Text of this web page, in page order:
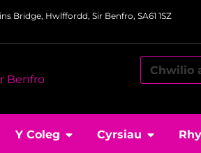
Bridge, Hwlffordd, Sir Benfro, SA61 1SZ
Y Coleg Cyrsiau